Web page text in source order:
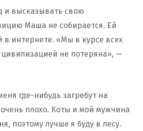
и высказывать свою
Маша не собирается. Ей
в интернете. «Мы в курсе всех
цивилизацией не потеряна», —
где-нибудь загребут на
очень плохо. Коты и мой мужчина
поэтому лучше я буду в лесу.